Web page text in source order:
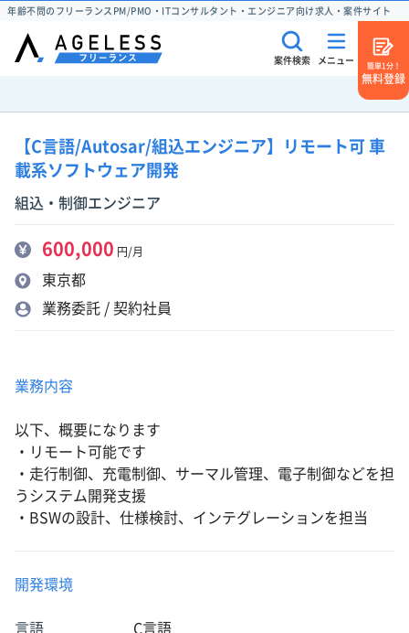
年齢不問のフリーランスPM/PMO・ITコンサルタント・エンジニア向け求人・案件サイト
案件検索 メニュー
簡単1分！
無料登録
【C言語/Autosar/組込エンジニア】リモート可 車
載系ソフトウェア開発
組込・制御エンジニア
600,000 円/月
東京都
業務委託 / 契約社員
業務内容
以下、概要になります
・リモート可能です
・走行制御、充電制御、サーマル管理、電子制御などを担
うシステム開発支援
・BSWの設計、仕様検討、インテグレーションを担当
開発環境
言語 C言語